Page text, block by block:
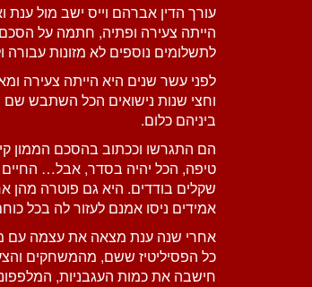
עורך הדין אברהם וייס ישב מול
הייתה צעירה ופתיה, חתמה על
לתשלומים נוספים לא מזונות
לפני עשר שנים היא הייתה צעירה
וחצי שנות נישואים הכל השתבש שם
ביניהם כלום.
הם התגרשו וככתוב בהסכם הממון
טיפה, הכל יהיה בסדר, אבל…
שקלים בודדים. היא גם פוטרה מהן
אמידים ניסו אמנם לעזור לה בכל
אחרי שנה ענת מצאה את עצמה עם
כל הפסיליטיז ששם, מהמשחקים
חישבה את כמות העגבניות,